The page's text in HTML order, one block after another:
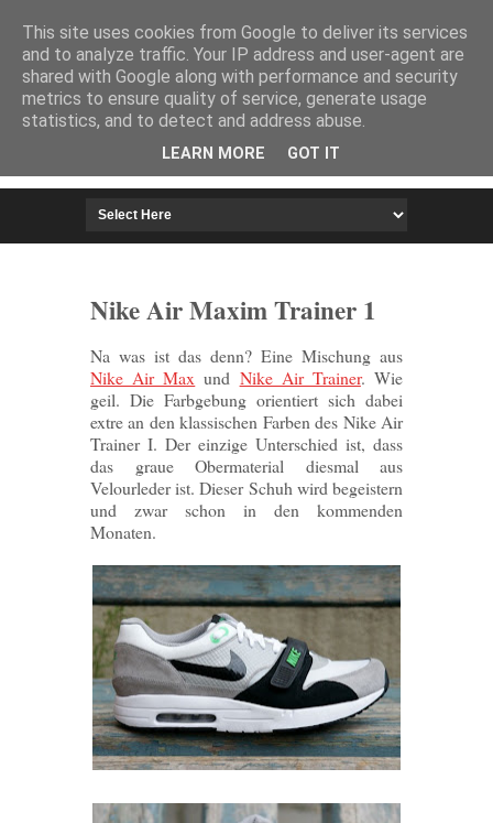
HOME IMPRESSUM
Nike Air Maxim Trainer 1
Na was ist das denn? Eine Mischung aus
Nike Air Max und Nike Air Trainer. Wie
geil. Die Farbgebung orientiert sich dabei
extre an den klassischen Farben des Nike Air
Trainer I. Der einzige Unterschied ist, dass
das graue Obermaterial diesmal aus
Velourleder ist. Dieser Schuh wird begeistern
und zwar schon in den kommenden
Monaten.
This site uses cookies from Google to deliver its services
and to analyze traffic. Your IP address and user-agent are
shared with Google along with performance and security
metrics to ensure quality of service, generate usage
statistics, and to detect and address abuse.
LEARN MORE GOT IT